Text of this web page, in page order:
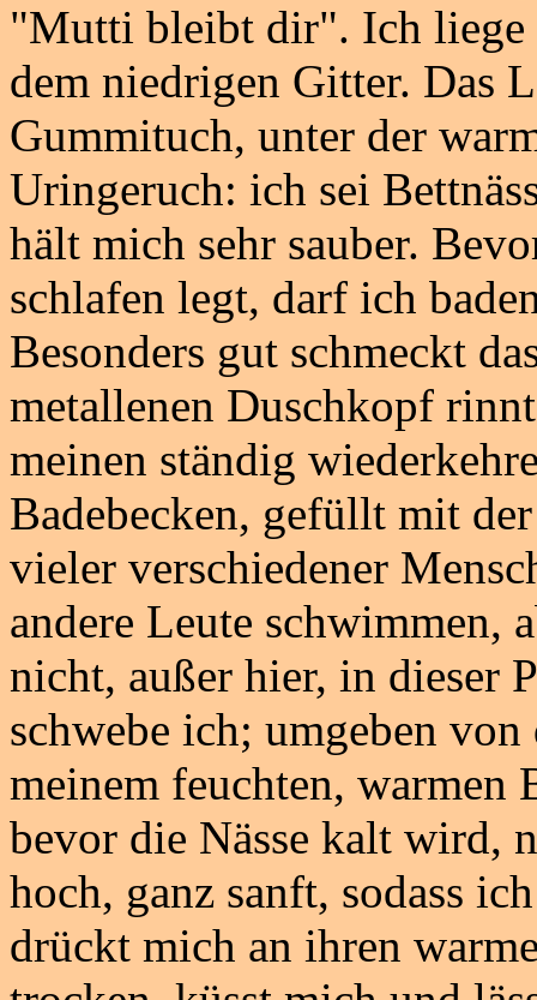
"Mutti bleibt dir". Ich liege
dem niedrigen Gitter. Das
Gummituch, unter der
Uringeruch: ich sei
hält mich sehr sauber.
schlafen legt, darf ich
Besonders gut schmeckt
metallenen Duschkopf
meinen ständig
Badebecken, gefüllt mit
vieler verschiedener
andere Leute schwimmen,
nicht, außer hier, in dieser
schwebe ich; umgeben
meinem feuchten, warmen
bevor die Nässe kalt wird,
hoch, ganz sanft, sodass
drückt mich an ihren